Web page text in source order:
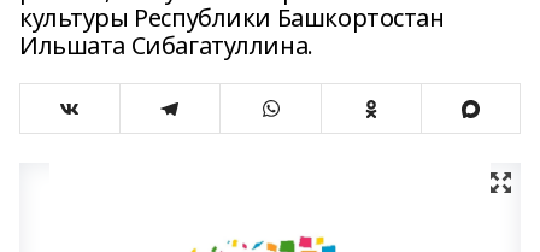
культуры Республики Башкортостан
Ильшата Сибагатуллина.